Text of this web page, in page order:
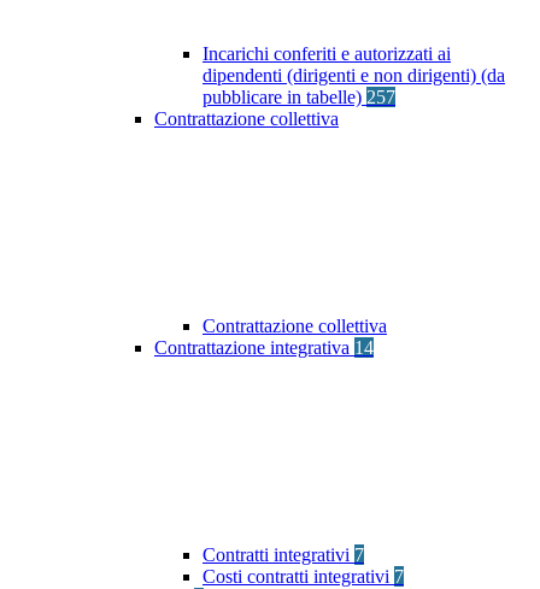
Incarichi conferiti e autorizzati ai
dipendenti (dirigenti e non dirigenti) (da
pubblicare in tabelle) 257
Contrattazione collettiva
Contrattazione collettiva
Contrattazione integrativa 14
Contratti integrativi 7
Costi contratti integrativi 7